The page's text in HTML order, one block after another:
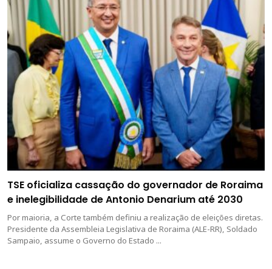
TSE oficializa cassação do governador de Roraima
e inelegibilidade de Antonio Denarium até 2030
Por maioria, a Corte também definiu a realização de eleições diretas.
Presidente da Assembleia Legislativa de Roraima (ALE-RR), Soldado
Sampaio, assume o Governo do Estado ...